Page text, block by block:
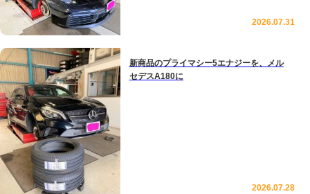
2026.07.31
新商品のプライマシー5エナジーを、メル
セデスA180に
2026.07.28